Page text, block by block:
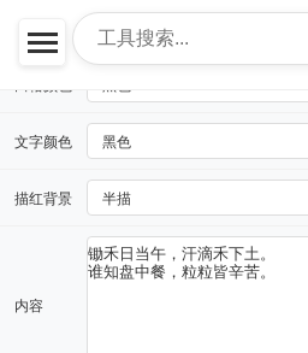
文字颜色
描红背景
内容